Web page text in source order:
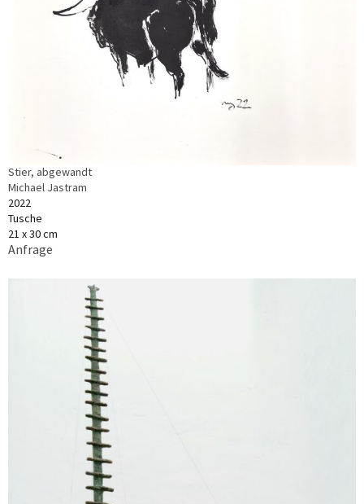
Stier, abgewandt
Michael Jastram
2022
Tusche
21 x 30 cm
Anfrage